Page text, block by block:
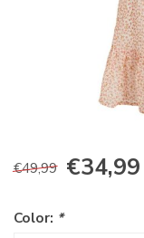
€49,99 €34,99
Color: *